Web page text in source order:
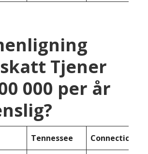
Tjener
000 per år
Tennessee Connecticut